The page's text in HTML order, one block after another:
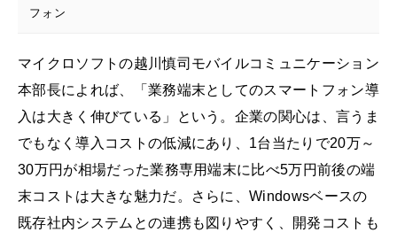
フォン
マイクロソフトの越川慎司モバイルコミュニケーション
本部長によれば、「業務端末としてのスマートフォン導
入は大きく伸びている」という。企業の関心は、言うま
でもなく導入コストの低減にあり、1台当たりで20万～
30万円が相場だった業務専用端末に比べ5万円前後の端
末コストは大きな魅力だ。さらに、Windowsベースの
既存社内システムとの連携も図りやすく、開発コストも